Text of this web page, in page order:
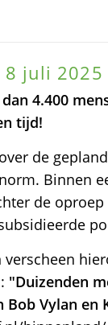
8 juli 2025
4.400
tijd!
de
Binnen
de
verscheen
"Duizenden
Vylan en